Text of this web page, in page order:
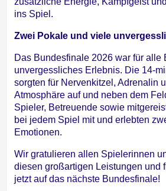
ins Spiel.
Zwei Pokale und viele
Das Bundesfinale 2026 war für alle
unvergessliches Erlebnis. Die 14-
sorgten für Nervenkitzel, Adrenalin
Atmosphäre auf und neben dem
Spieler, Betreuende sowie
bei jedem Spiel mit und erlebten
Emotionen.
Wir gratulieren allen Spielerinnen
diesen großartigen Leistungen und
jetzt auf das nächste Bundesfinale!